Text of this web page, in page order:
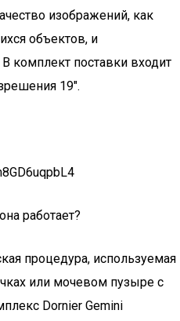
изображений, как
объектов, и
комплект поставки входит
19″.
работает?
процедура, используемая
или мочевом пузыре с
Dornier Gemini